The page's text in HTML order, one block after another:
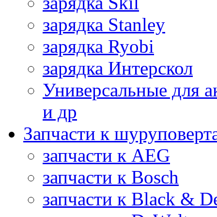
зарядка Stanley
зарядка Ryobi
зарядка Интерскол
Универсальные для
и др
Запчасти к
запчасти к AEG
запчасти к Bosch
запчасти к Black &